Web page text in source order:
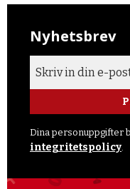
Nyhetsbrev
Dina personuppgifter
integritetspolicy